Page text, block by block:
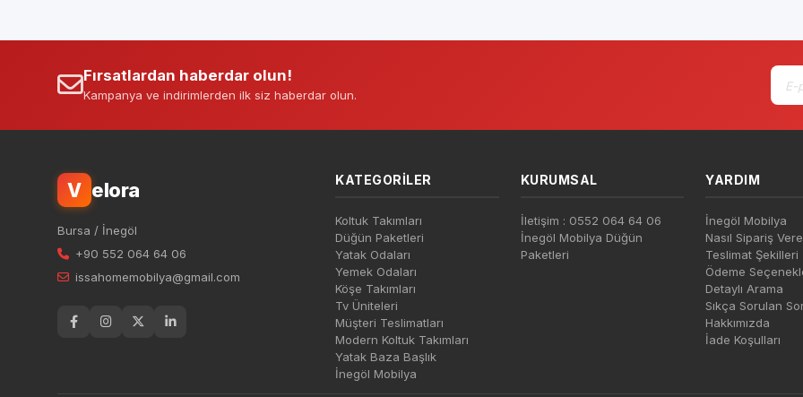
Fırsatlardan haberdar olun!
Kampanya ve indirimlerden ilk siz haberdar olun.
V elora
Bursa / İnegöl
+90 552 064 64 06
issahomemobilya@gmail.com
KATEGORILER
Koltuk Takımları
Düğün Paketleri
Yatak Odaları
Yemek Odaları
Köşe Takımları
Tv Üniteleri
Müşteri Teslimatları
Modern Koltuk Takımları
Yatak Baza Başlık
İnegöl Mobilya
KURUMSAL
İletişim : 0552 064 64 06
İnegöl Mobilya Düğün
Paketleri
YARDIM
İnegöl Mobilya
Nasıl Sipariş
Teslimat Şekilleri
Ödeme
Detaylı Arama
Sıkça Sorulan
Hakkımızda
İade Koşulları